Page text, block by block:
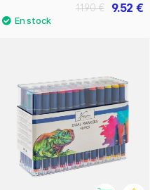
9.52 €
11.90 €